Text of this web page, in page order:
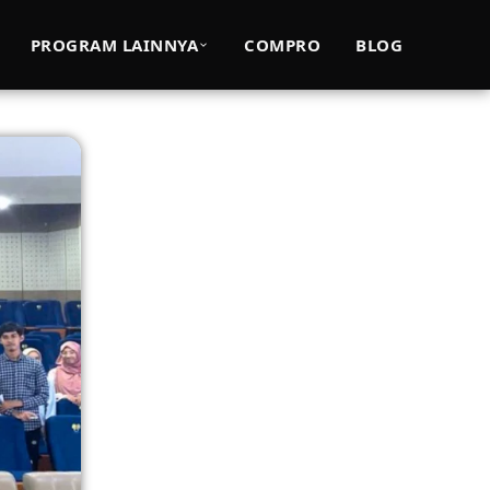
PROGRAM LAINNYA COMPRO BLOG